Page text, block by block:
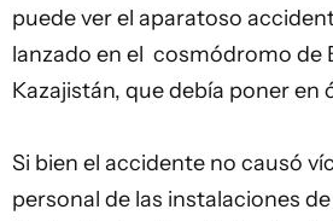
puede ver el aparatoso
lanzado en el cosmódromo de
Kazajistán, que debía poner en
Si bien el accidente no causó
personal de las instalaciones